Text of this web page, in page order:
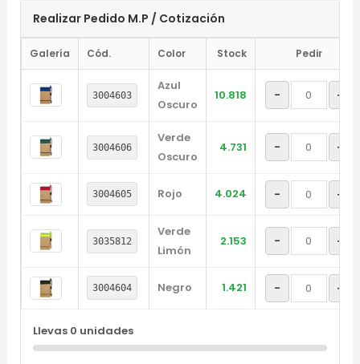
Realizar Pedido M.P / Cotización
Galería Cód. Color Stock Pedir
3004603
Azul
Oscuro
10.818 - +
3004606
Verde
Oscuro
4.731 - +
3004605 Rojo 4.024 - +
3035812
Verde
Limón
2.153 - +
3004604 Negro 1.421 - +
Llevas 0 unidades